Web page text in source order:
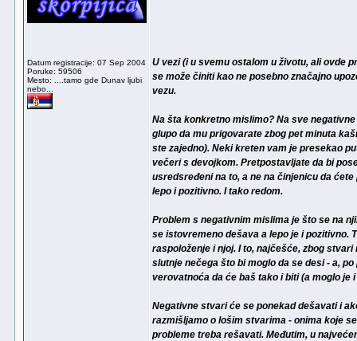
Datum registracije: 07 Sep 2004
Poruke: 59506
Mesto: ....tamo gde Dunav ljubi
nebo...
U vezi (i u svemu ostalom u životu, ali ovde
se može činiti kao ne posebno značajno
vezu.
Na šta konkretno mislimo? Na sve
glupo da mu prigovarate zbog pet minuta
ste zajedno). Neki kreten vam je presekao
večeri s devojkom. Pretpostavljate da bi
usredsređeni na to, a ne na činjenicu da
lepo i pozitivno. I tako redom.
Problem s negativnim mislima je što se na
se istovremeno dešava a lepo je i pozitivno.
raspoloženje i njoj. I to, najčešće, zbog
slutnje nečega što bi moglo da se desi - a,
verovatnoća da će baš tako i biti (a moglo je
Negativne stvari će se ponekad dešavati i
razmišljamo o lošim stvarima - onima koje
probleme treba rešavati. Međutim, u